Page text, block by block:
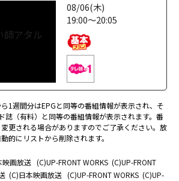
08/06(木)
19:00～20:05
1週間分はEPGと同等の番組情報が表示され、そ
誌（有料）と同等の番組情報が表示されます。番
更される場合がありますのでご了承ください。放
的にリストから削除されます。
映画放送 (C)UP-FRONT WORKS (C)UP-FRONT
(C)日本映画放送 (C)UP-FRONT WORKS (C)UP-